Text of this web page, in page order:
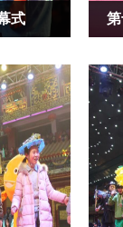
式